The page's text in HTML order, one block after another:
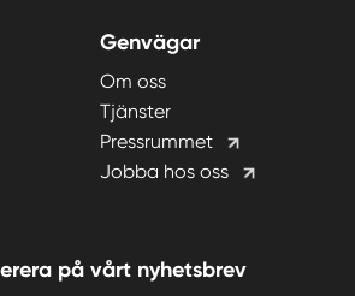
Genvägar
Om oss
Tjänster
Pressrummet
Jobba hos oss
på vårt nyhetsbrev